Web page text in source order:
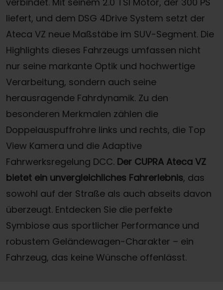
liefert, und dem DSG 4Drive System setzt der
Ateca VZ neue Maßstäbe im SUV-Segment. Die
Highlights dieses Fahrzeugs umfassen nicht
nur seine markante Optik und hochwertige
Verarbeitung, sondern auch seine
herausragende Fahrdynamik. Zu den
besonderen Merkmalen zählen die
Doppelauspuffrohre links und rechts, die Top
View Kamera und die Adaptive
Fahrwerksregelung DCC. Der CUPRA Ateca VZ
bietet ein unvergleichliches Fahrerlebnis, das
sowohl auf der Straße als auch abseits davon
überzeugt. Entdecken Sie die perfekte
Symbiose aus sportlicher Performance und
robustem Geländewagen-Charakter – ein
Fahrzeug, das keine Wünsche offenlässt.